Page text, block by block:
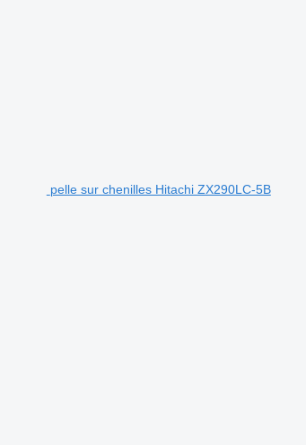
pelle sur chenilles Hitachi ZX290LC-5B